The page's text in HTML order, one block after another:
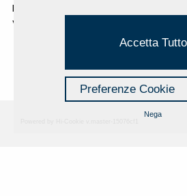
RASSEGNA STAMPA
VIDEO
Accetta Tutto
Preferenze Cookie
Nega